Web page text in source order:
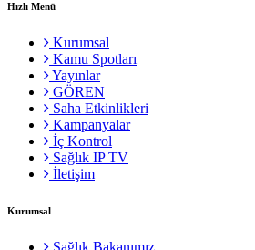
Hızlı Menü
Kurumsal
Kamu Spotları
Yayınlar
GÖREN
Saha Etkinlikleri
Kampanyalar
İç Kontrol
Sağlık IP TV
İletişim
Kurumsal
Sağlık Bakanımız